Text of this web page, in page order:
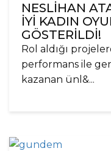
NESLİHAN
İYİ KADIN
GÖSTERİLDİ!
Rol aldığı
performans ile
kazanan ünl&...